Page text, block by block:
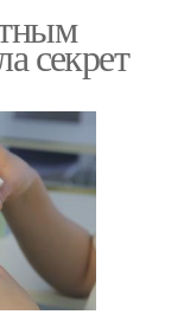
секрет